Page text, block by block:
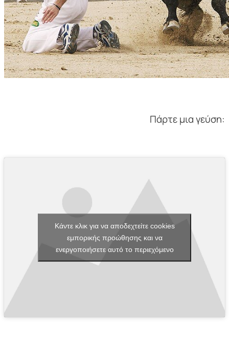
Πάρτε μια γεύση:
Κάντε κλικ για να αποδεχτείτε cookies
εμπορικής προώθησης και να
ενεργοποιήσετε αυτό το περιεχόμενο